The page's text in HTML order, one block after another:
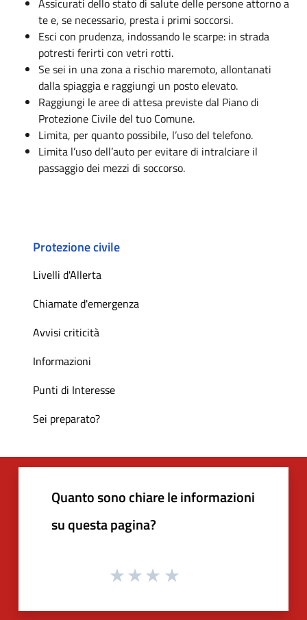
te e, se necessario, presta i primi soccorsi.
Esci con prudenza, indossando le scarpe: in strada
potresti ferirti con vetri rotti.
Se sei in una zona a rischio maremoto, allontanati
dalla spiaggia e raggiungi un posto elevato.
Raggiungi le aree di attesa previste dal Piano di
Protezione Civile del tuo Comune.
Limita, per quanto possibile, l’uso del telefono.
Limita l’uso dell’auto per evitare di intralciare il
passaggio dei mezzi di soccorso.
Protezione civile
Livelli d'Allerta
Chiamate d'emergenza
Avvisi criticità
Informazioni
Punti di Interesse
Sei preparato?
Quanto sono chiare le informazioni
su questa pagina?